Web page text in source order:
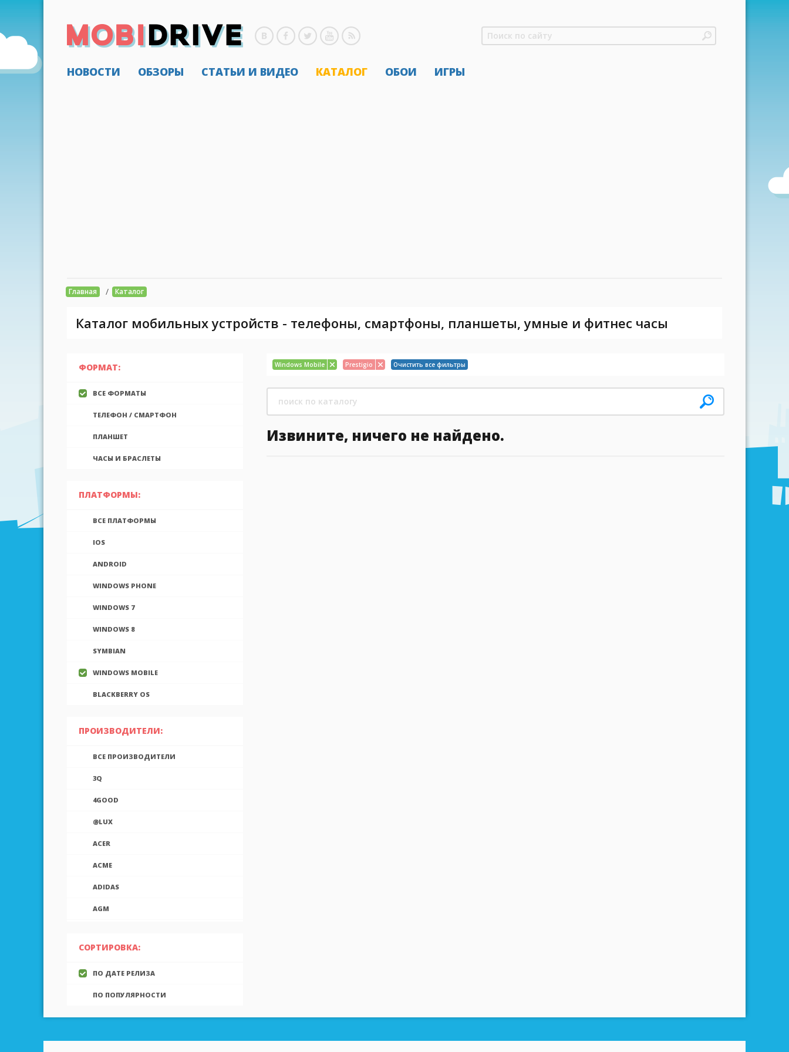
НОВОСТИ ОБЗОРЫ СТАТЬИ И ВИДЕО КАТАЛОГ ОБОИ ИГРЫ
Главная / Каталог
Каталог мобильных устройств - телефоны, смартфоны, планшеты, умные и фитнес часы
ФОРМАТ:
ВСЕ ФОРМАТЫ
ТЕЛЕФОН / СМАРТФОН
ПЛАНШЕТ
ЧАСЫ И БРАСЛЕТЫ
ПЛАТФОРМЫ:
ВСЕ ПЛАТФОРМЫ
IOS
ANDROID
WINDOWS PHONE
WINDOWS 7
WINDOWS 8
SYMBIAN
WINDOWS MOBILE
BLACKBERRY OS
ПРОИЗВОДИТЕЛИ:
ВСЕ ПРОИЗВОДИТЕЛИ
3Q
4GOOD
@LUX
ACER
ACME
ADIDAS
AGM
AIGO
AINOL
AIRON
ALCATEL
ALLVIEW
СОРТИРОВКА:
ПО ДАТЕ РЕЛИЗА
ПО ПОПУЛЯРНОСТИ
Windows Mobile Prestigio Очистить все фильтры
Извините, ничего не найдено.